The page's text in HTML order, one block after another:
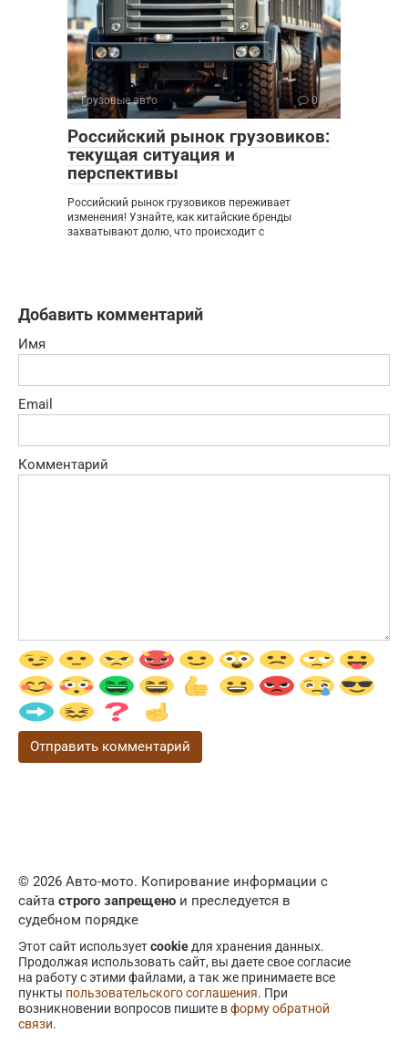
Грузовые авто 0
Российский рынок грузовиков:
текущая ситуация и
перспективы
Российский рынок грузовиков переживает
изменения! Узнайте, как китайские бренды
захватывают долю, что происходит с
Добавить комментарий
Имя
Email
Комментарий
© 2026 Авто-мото. Копирование информации с
сайта строго запрещено и преследуется в
судебном порядке
Этот сайт используетcookie для хранения данных.
Продолжая использовать сайт, вы даете свое согласие
на работу с этими файлами, а так же принимаете все
пункты пользовательского соглашения. При
возникновении вопросов пишите вформу обратной
связи.